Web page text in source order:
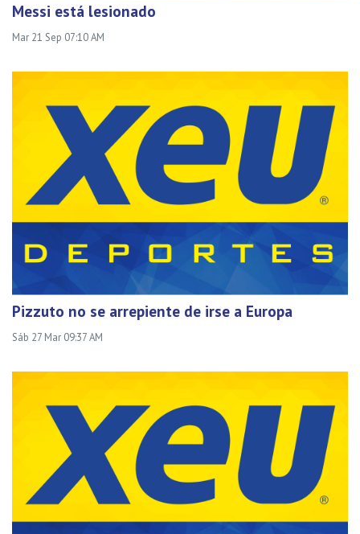
Messi está lesionado
Mar 21 Sep 07:10 AM
Pizzuto no se arrepiente de irse a Europa
Sáb 27 Mar 09:37 AM